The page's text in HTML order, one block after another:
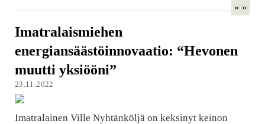
» »
Imatralaismiehen
energiansäästöinnovaatio: “Hevonen
muutti yksiööni”
23.11.2022
Imatralainen Ville Nyhtänköljä on keksinyt keinon